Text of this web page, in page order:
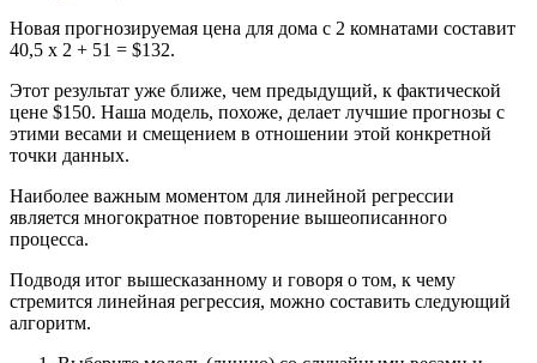
Новая прогнозируемая цена для дома с 2 комнатами составит
40,5 х 2 + 51 = $132.
Этот результат уже ближе, чем предыдущий, к фактической
цене $150. Наша модель, похоже, делает лучшие прогнозы с
этими весами и смещением в отношении этой конкретной
точки данных.
Наиболее важным моментом для линейной регрессии
является многократное повторение вышеописанного
процесса.
Подводя итог вышесказанному и говоря о том, к чему
стремится линейная регрессия, можно составить следующий
алгоритм.